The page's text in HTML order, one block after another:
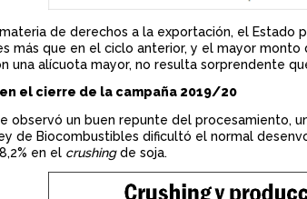
de derechos a la exportación, el Estado
más que en el ciclo anterior, y el mayor
una alícuota mayor, no resulta sorprendente
el cierre de la campaña 2019/20
observó un buen repunte del procesamiento,
de Biocombustibles dificultó el normal
en el crushingde soja.